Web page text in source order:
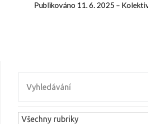
Publikováno 11. 6. 2025 –